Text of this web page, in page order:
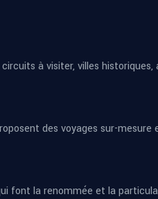
à visiter, villes
des voyages sur-
font la renommée et la